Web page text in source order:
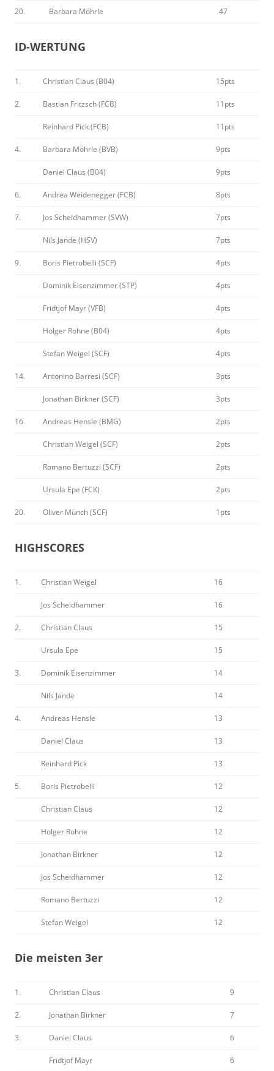
20. Barbara Möhrle 47
ID-WERTUNG
1. Christian Claus (B04) 15pts
2. Bastian Fritzsch (FCB) 11pts
Reinhard Pick (FCB) 11pts
4. Barbara Möhrle (BVB) 9pts
Daniel Claus (B04) 9pts
6. Andrea Weidenegger (FCB) 8pts
7. Jos Scheidhammer (SVW) 7pts
Nils Jande (HSV) 7pts
9. Boris Pietrobelli (SCF) 4pts
Dominik Eisenzimmer (STP) 4pts
Fridtjof Mayr (VFB) 4pts
Holger Rohne (B04) 4pts
Stefan Weigel (SCF) 4pts
14. Antonino Barresi (SCF) 3pts
Jonathan Birkner (SCF) 3pts
16. Andreas Hensle (BMG) 2pts
Christian Weigel (SCF) 2pts
Romano Bertuzzi (SCF) 2pts
Ursula Epe (FCK) 2pts
20. Oliver Münch (SCF) 1pts
HIGHSCORES
1. Christian Weigel 16
Jos Scheidhammer 16
2. Christian Claus 15
Ursula Epe 15
3. Dominik Eisenzimmer 14
Nils Jande 14
4. Andreas Hensle 13
Daniel Claus 13
Reinhard Pick 13
5. Boris Pietrobelli 12
Christian Claus 12
Holger Rohne 12
Jonathan Birkner 12
Jos Scheidhammer 12
Romano Bertuzzi 12
Stefan Weigel 12
Die meisten 3er
1. Christian Claus 9
2. Jonathan Birkner 7
3. Daniel Claus 6
Fridtjof Mayr 6